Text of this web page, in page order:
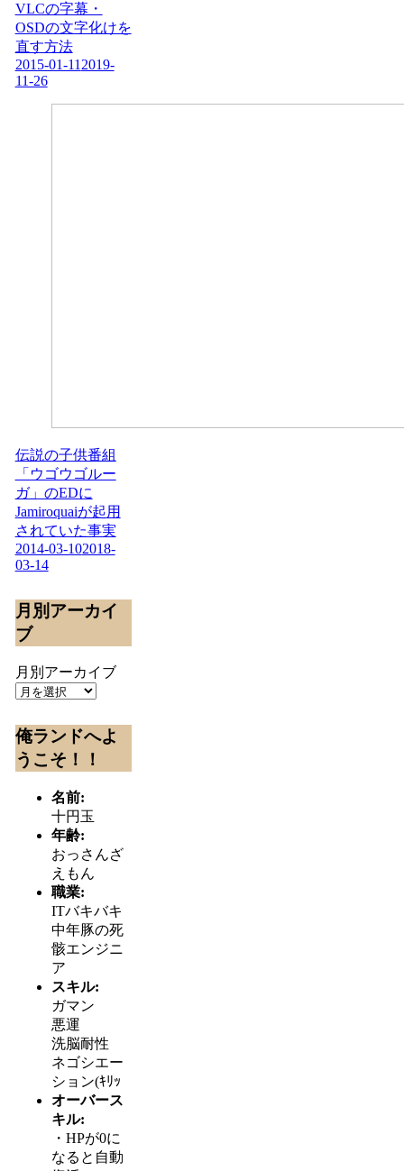
VLCの字幕・
OSDの文字化けを
直す方法
2015-01-11 2019-
11-26
伝説の子供番組
「ウゴウゴルー
ガ」のEDに
Jamiroquaiが起用
されていた事実
2014-03-102018-
03-14
月別アーカイ
ブ
月別アーカイブ
俺ランドへよ
うこそ！！
名前:
十円玉
年齢:
おっさんざ
えもん
職業:
ITバキバキ
中年豚の死
骸エンジニ
ア
スキル:
ガマン
悪運
洗脳耐性
ネゴシエー
ション(ｷﾘｯ
オーバース
キル:
・HPが0に
なると自動